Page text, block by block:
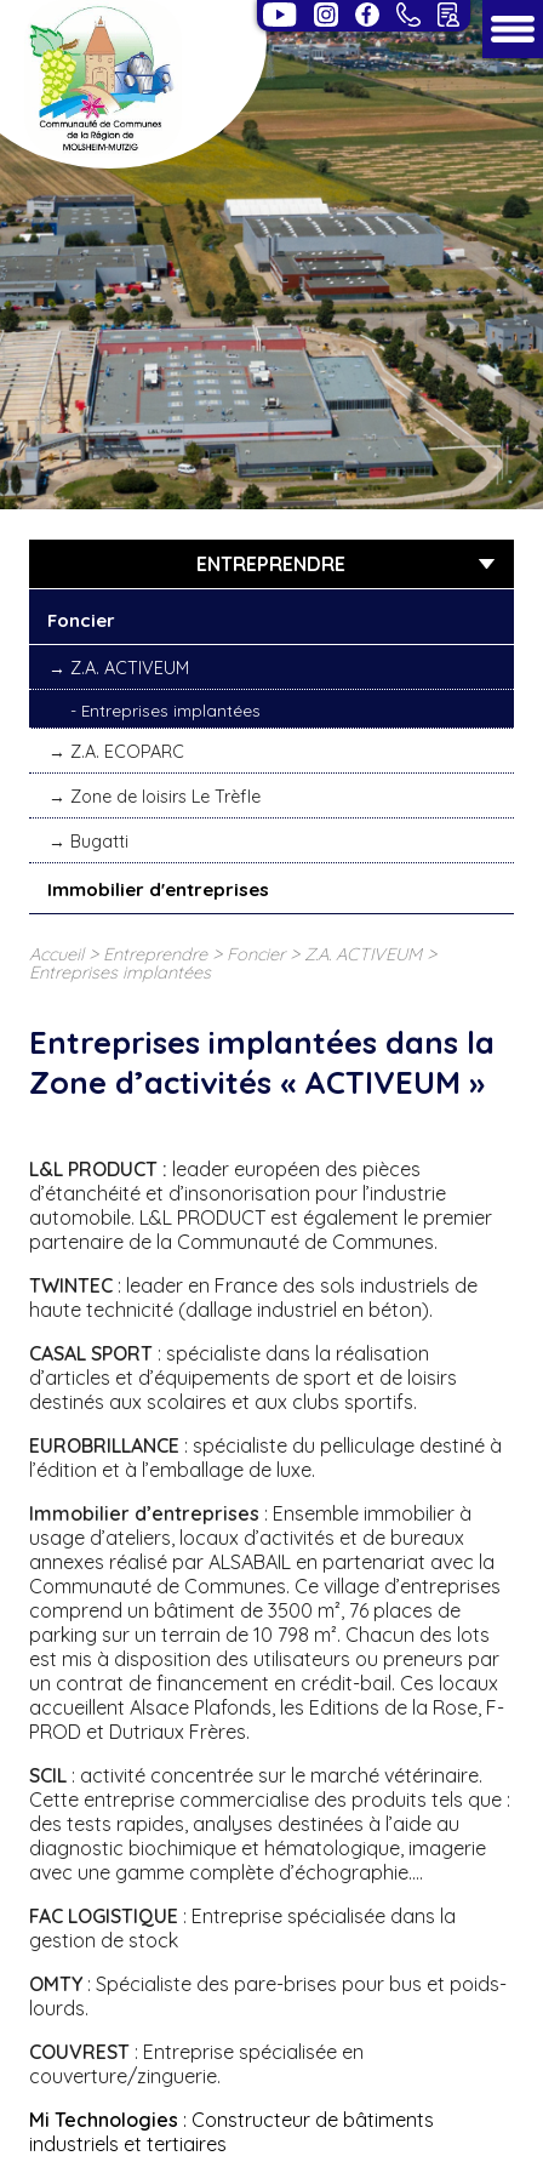
ENTREPRENDRE
Foncier
Z.A. ACTIVEUM
Entreprises implantées
Z.A. ECOPARC
Zone de loisirs Le Trèfle
Bugatti
Immobilier d'entreprises
Accueil> Entreprendre> Foncier> Z.A. ACTIVEUM>
Entreprises implantées
Entreprises implantées dans la
Zone d’activités « ACTIVEUM »
L&L PRODUCT : leader européen des pièces
d’étanchéité et d’insonorisation pour l’industrie
automobile. L&L PRODUCT est également le premier
partenaire de la Communauté de Communes.
TWINTEC: leader en France des sols industriels de
haute technicité (dallage industriel en béton).
CASAL SPORT: spécialiste dans la réalisation
d’articles et d’équipements de sport et de loisirs
destinés aux scolaires et aux clubs sportifs.
EUROBRILLANCE : spécialiste du pelliculage destiné à
l’édition et à l’emballage de luxe.
Immobilier d’entreprises : Ensemble immobilier à
usage d’ateliers, locaux d’activités et de bureaux
annexes réalisé par ALSABAIL en partenariat avec la
Communauté de Communes. Ce village d’entreprises
comprend un bâtiment de 3500 m², 76 places de
parking sur un terrain de 10 798 m². Chacun des lots
est mis à disposition des utilisateurs ou preneurs par
un contrat de financement en crédit-bail. Ces locaux
accueillent Alsace Plafonds, les Editions de la Rose, F-
PROD et Dutriaux Frères.
SCIL: activité concentrée sur le marché vétérinaire.
Cette entreprise commercialise des produits tels que :
des tests rapides, analyses destinées à l’aide au
diagnostic biochimique et hématologique, imagerie
avec une gamme complète d’échographie….
FAC LOGISTIQUE : Entreprise spécialisée dans la
gestion de stock
OMTY : Spécialiste des pare-brises pour bus et poids-
lourds.
COUVREST: Entreprise spécialisée en
couverture/zinguerie.
Mi Technologies : Constructeur de bâtiments
industriels et tertiaires